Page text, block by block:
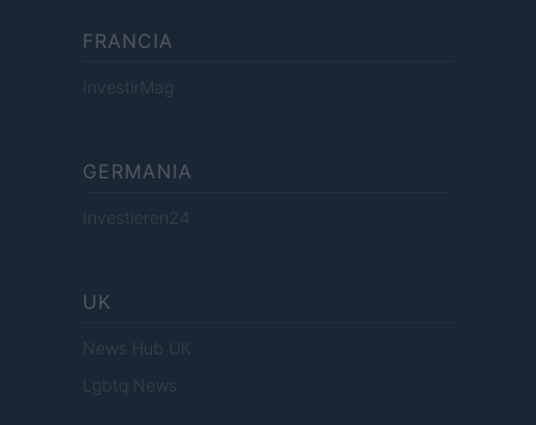
FRANCIA
InvestirMag
GERMANIA
Investieren24
UK
News Hub UK
Lgbtq News